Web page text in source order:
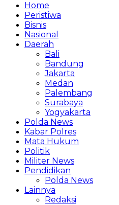
Home
Peristiwa
Bisnis
Nasional
Daerah
Bali
Bandung
Jakarta
Medan
Palembang
Surabaya
Yogyakarta
Polda News
Kabar Polres
Mata Hukum
Politik
Militer News
Pendidikan
Polda News
Lainnya
Redaksi